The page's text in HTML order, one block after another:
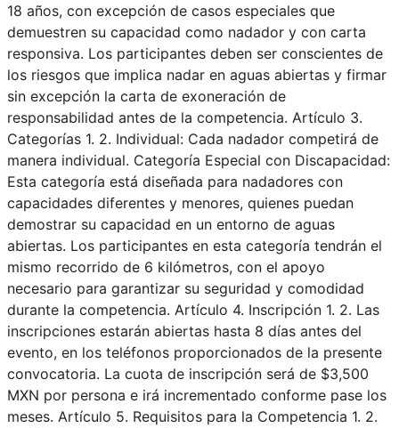
18 años, con excepción de casos especiales que
demuestren su capacidad como nadador y con carta
responsiva. Los participantes deben ser conscientes de
los riesgos que implica nadar en aguas abiertas y firmar
sin excepción la carta de exoneración de
responsabilidad antes de la competencia. Artículo 3.
Categorías 1. 2. Individual: Cada nadador competirá de
manera individual. Categoría Especial con Discapacidad:
Esta categoría está diseñada para nadadores con
capacidades diferentes y menores, quienes puedan
demostrar su capacidad en un entorno de aguas
abiertas. Los participantes en esta categoría tendrán el
mismo recorrido de 6 kilómetros, con el apoyo
necesario para garantizar su seguridad y comodidad
durante la competencia. Artículo 4. Inscripción 1. 2. Las
inscripciones estarán abiertas hasta 8 días antes del
evento, en los teléfonos proporcionados de la presente
convocatoria. La cuota de inscripción será de $3,500
MXN por persona e irá incrementado conforme pase los
meses. Artículo 5. Requisitos para la Competencia 1. 2.